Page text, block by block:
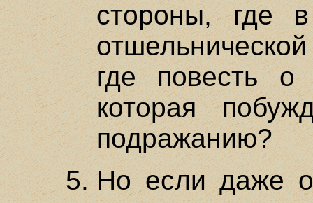
стороны, где
где повесть о
которая
подражанию?
Но если даже